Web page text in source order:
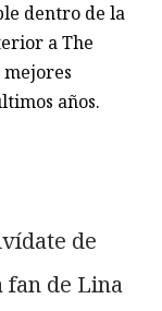
dentro de la
a The
años.
de
fan de Lina